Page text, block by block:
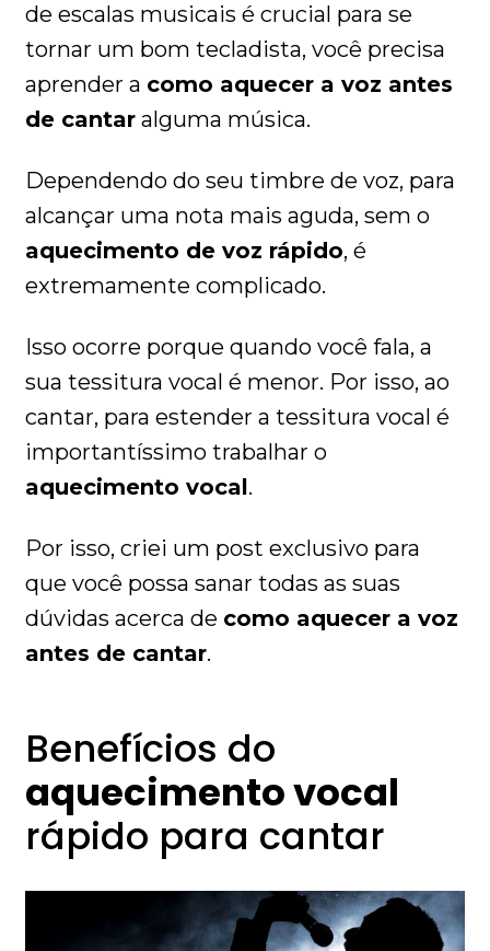
de escalas musicais é crucial para se
tornar um bom tecladista, você precisa
aprender a como aquecer a voz antes
de cantar alguma música.
Dependendo do seu timbre de voz, para
alcançar uma nota mais aguda, sem o
aquecimento de voz rápido, é
extremamente complicado.
Isso ocorre porque quando você fala, a
sua tessitura vocal é menor. Por isso, ao
cantar, para estender a tessitura vocal é
importantíssimo trabalhar o
aquecimento vocal.
Por isso, criei um post exclusivo para
que você possa sanar todas as suas
dúvidas acerca de como aquecer a voz
antes de cantar.
Benefícios do
aquecimento vocal
rápido para cantar